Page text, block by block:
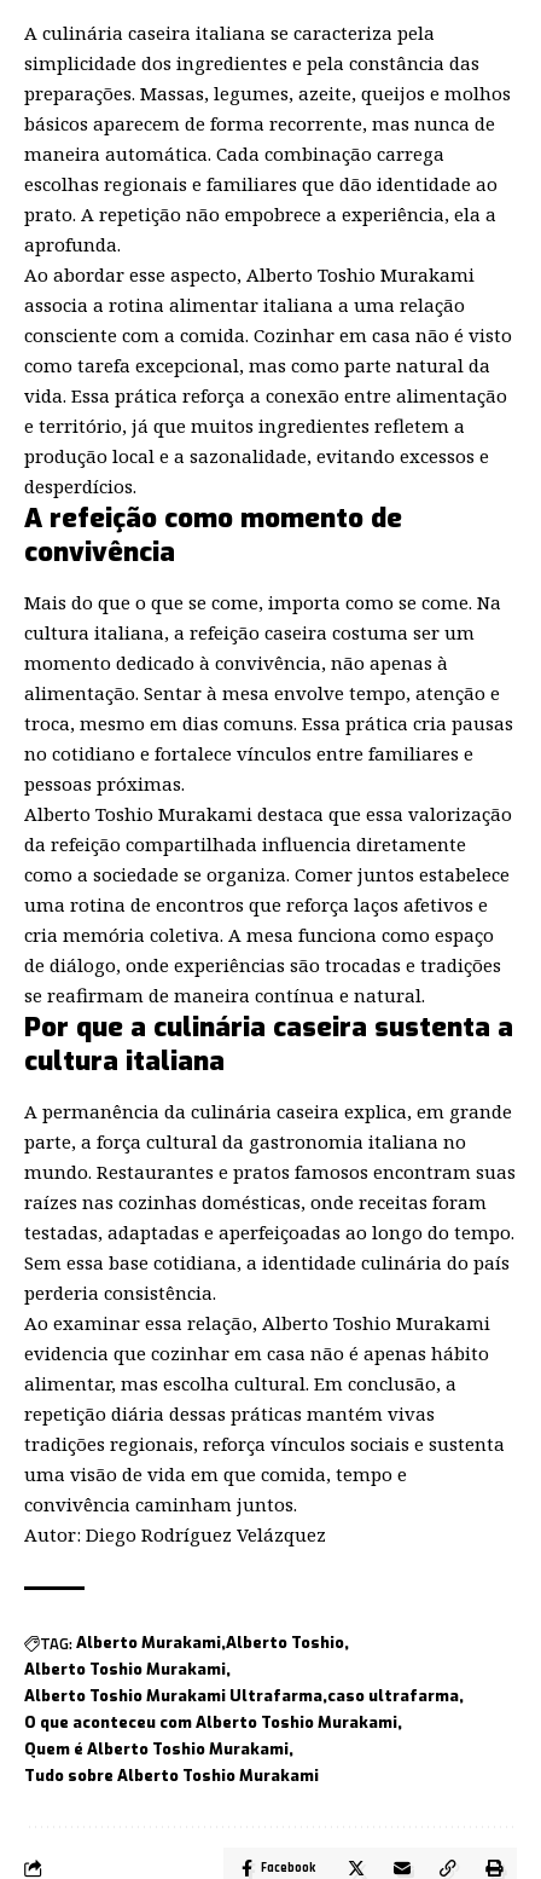
A culinária caseira italiana se caracteriza pela
simplicidade dos ingredientes e pela constância das
preparações. Massas, legumes, azeite, queijos e molhos
básicos aparecem de forma recorrente, mas nunca de
maneira automática. Cada combinação carrega
escolhas regionais e familiares que dão identidade ao
prato. A repetição não empobrece a experiência, ela a
aprofunda.
Ao abordar esse aspecto, Alberto Toshio Murakami
associa a rotina alimentar italiana a uma relação
consciente com a comida. Cozinhar em casa não é visto
como tarefa excepcional, mas como parte natural da
vida. Essa prática reforça a conexão entre alimentação
e território, já que muitos ingredientes refletem a
produção local e a sazonalidade, evitando excessos e
desperdícios.
A refeição como momento de
convivência
Mais do que o que se come, importa como se come. Na
cultura italiana, a refeição caseira costuma ser um
momento dedicado à convivência, não apenas à
alimentação. Sentar à mesa envolve tempo, atenção e
troca, mesmo em dias comuns. Essa prática cria pausas
no cotidiano e fortalece vínculos entre familiares e
pessoas próximas.
Alberto Toshio Murakami destaca que essa valorização
da refeição compartilhada influencia diretamente
como a sociedade se organiza. Comer juntos estabelece
uma rotina de encontros que reforça laços afetivos e
cria memória coletiva. A mesa funciona como espaço
de diálogo, onde experiências são trocadas e tradições
se reafirmam de maneira contínua e natural.
Por que a culinária caseira sustenta a
cultura italiana
A permanência da culinária caseira explica, em grande
parte, a força cultural da gastronomia italiana no
mundo. Restaurantes e pratos famosos encontram suas
raízes nas cozinhas domésticas, onde receitas foram
testadas, adaptadas e aperfeiçoadas ao longo do tempo.
Sem essa base cotidiana, a identidade culinária do país
perderia consistência.
Ao examinar essa relação, Alberto Toshio Murakami
evidencia que cozinhar em casa não é apenas hábito
alimentar, mas escolha cultural. Em conclusão, a
repetição diária dessas práticas mantém vivas
tradições regionais, reforça vínculos sociais e sustenta
uma visão de vida em que comida, tempo e
convivência caminham juntos.
Autor: Diego Rodríguez Velázquez
TAG:Alberto Murakami Alberto Toshio
Alberto Toshio Murakami
Alberto Toshio Murakami Ultrafarma caso ultrafarma
O que aconteceu com Alberto Toshio Murakami
Quem é Alberto Toshio Murakami
Tudo sobre Alberto Toshio Murakami
Facebook